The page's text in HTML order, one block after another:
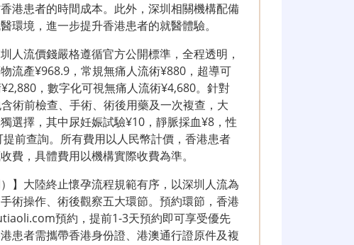
港患者的時間成本。此外，深圳相關機構配備
環境，進一步提升香港患者的就醫體驗。
人流價錢嚴格遵循官方公開標準，全程透明，
流產¥968.9，常規無痛人流術¥880，超導可
，數字化可視無痛人流術¥4,680。針對
術前檢查、手術、術後用藥及一次複查，大
選擇，其中尿妊娠試驗¥10，靜脈採血¥8，性
前查詢。所有費用以人民幣計價，香港患者
費，具體費用以機構實際收費為準。
】大陸終止懷孕流程規範有序，以深圳人流為
術操作、術後觀察五大環節。預約環節，香港
預約，提前1-3天預約即可享受優先
患者需攜帶香港身份證、港澳通行證原件及複